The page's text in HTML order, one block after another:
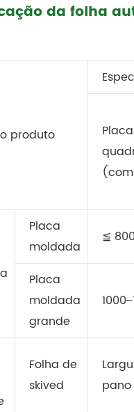
da folha
produto
Placa
Placa
moldada
≦ 800
Placa
moldada
grande
1000
Folha de
skived
pano